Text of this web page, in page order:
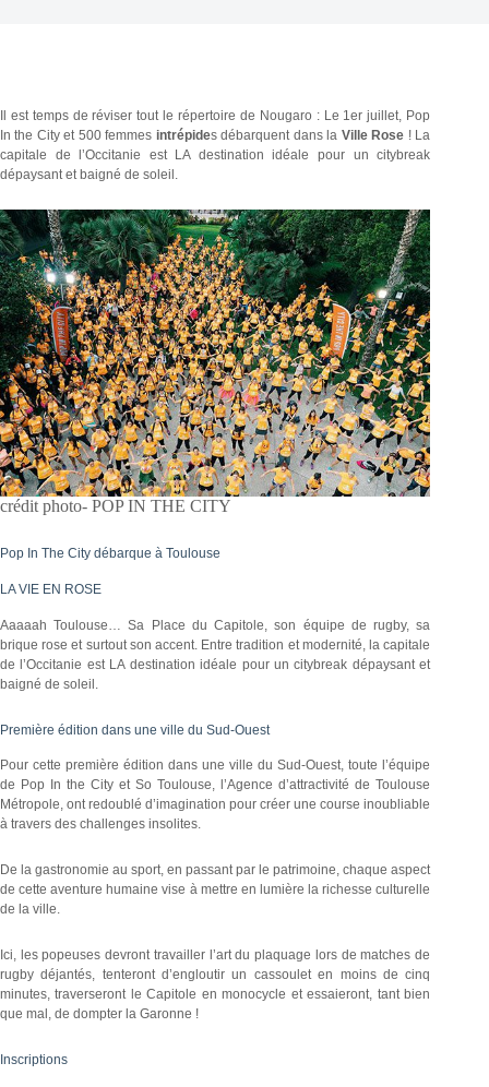
Il est temps de réviser tout le répertoire de Nougaro : Le 1er juillet, Pop
In the City et 500 femmes intrépides débarquent dans la Ville Rose ! La
capitale de l’Occitanie est LA destination idéale pour un citybreak
dépaysant et baigné de soleil.
crédit photo- POP IN THE CITY
Pop In The City débarque à Toulouse
LA VIE EN ROSE
Aaaaah Toulouse… Sa Place du Capitole, son équipe de rugby, sa
brique rose et surtout son accent. Entre tradition et modernité, la capitale
de l’Occitanie est LA destination idéale pour un citybreak dépaysant et
baigné de soleil.
Première édition dans une ville du Sud-Ouest
Pour cette première édition dans une ville du Sud-Ouest, toute l’équipe
de Pop In the City et So Toulouse, l’Agence d’attractivité de Toulouse
Métropole, ont redoublé d’imagination pour créer une course inoubliable
à travers des challenges insolites.
De la gastronomie au sport, en passant par le patrimoine, chaque aspect
de cette aventure humaine vise à mettre en lumière la richesse culturelle
de la ville.
Ici, les popeuses devront travailler l’art du plaquage lors de matches de
rugby déjantés, tenteront d’engloutir un cassoulet en moins de cinq
minutes, traverseront le Capitole en monocycle et essaieront, tant bien
que mal, de dompter la Garonne !
Inscriptions